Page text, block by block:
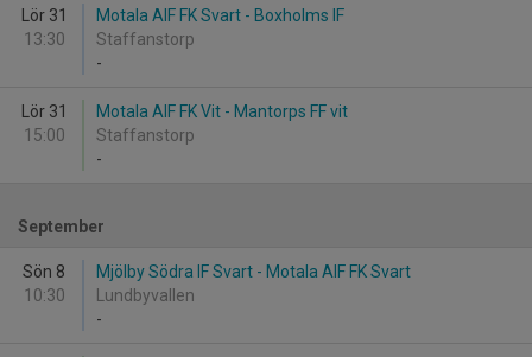
Lör 31
13:30
Motala AIF FK Svart - Boxholms IF
Staffanstorp
-
Lör 31
15:00
Motala AIF FK Vit - Mantorps FF vit
Staffanstorp
-
September
Sön 8
10:30
Mjölby Södra IF Svart - Motala AIF FK Svart
Lundbyvallen
-